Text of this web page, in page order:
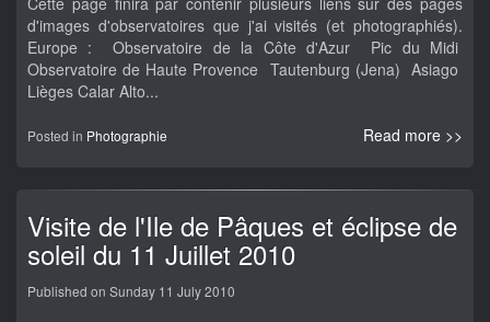
d'images d'observatoires que j'ai visités (et photographiés).
Europe : Observatoire de la Côte d'Azur Pic du Midi
Observatoire de Haute Provence Tautenburg (Jena) Asiago
Lièges Calar Alto...
Read more >>
Posted in Photographie
Visite de l'Ile de Pâques et éclipse de
soleil du 11 Juillet 2010
Published on Sunday 11 July 2010